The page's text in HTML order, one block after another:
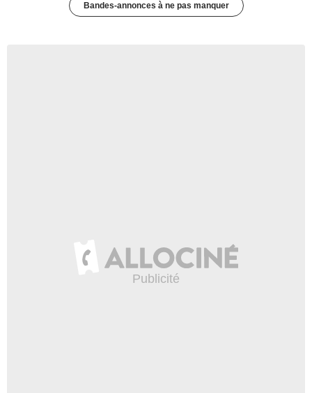
Bandes-annonces à ne pas manquer